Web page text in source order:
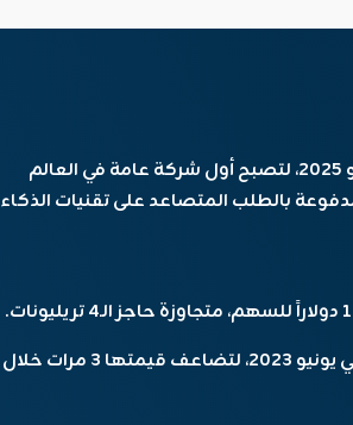
حققت شركة إنفيديا إنجازاً تاريخياً يوم الأربعاء 10 يوليو 2025، لتصبح أول شركة عامة في العالم
4 تريليونات دولار، مدفوعة بالطلب المتصاعد على تقنيات الذكاء
وتيرة غير مسبوقة: حققت إنفيديا أول تريليون دولار في يونيو 2023، لتضاعف قيمتها 3 مرات خلال